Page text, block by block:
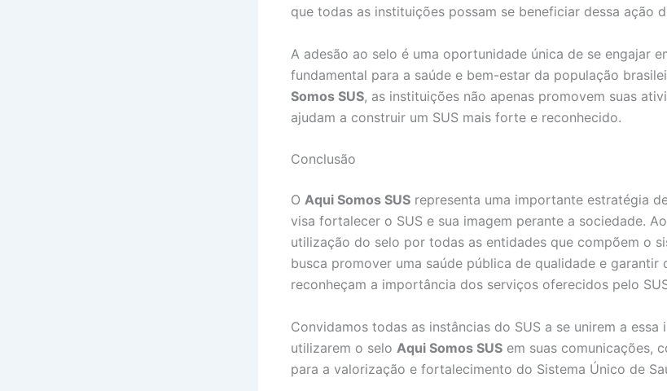
que todas as instituições possam se beneficiar dessa ação
A adesão ao selo é uma oportunidade única de se engajar
fundamental para a saúde e bem-estar da população
Somos SUS, as instituições não apenas promovem suas
ajudam a construir um SUS mais forte e reconhecido.
Conclusão
O Aqui Somos SUS representa uma importante estratégia
visa fortalecer o SUS e sua imagem perante a sociedade.
utilização do selo por todas as entidades que compõem o
busca promover uma saúde pública de qualidade e garantir
reconheçam a importância dos serviços oferecidos pelo
Convidamos todas as instâncias do SUS a se unirem a essa
utilizarem o selo Aqui Somos SUS em suas comunicações,
para a valorização e fortalecimento do Sistema Único de